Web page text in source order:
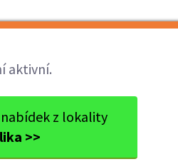
aktivní.
z lokality
>>
Pracovník výroby EPS (m/ž)